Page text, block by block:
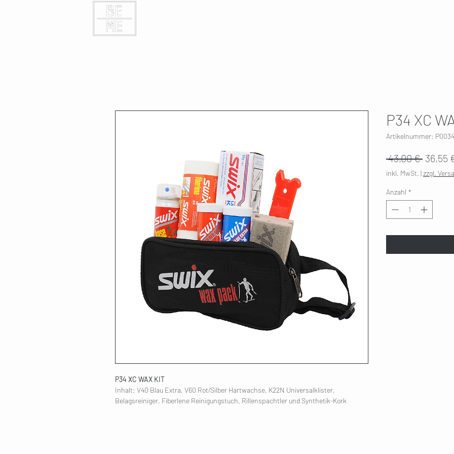
P34 XC WAX KIT
Inhalt: V40 Blau Extra, V60 Rot/Silber Hartwachse, K22N Universalklister,
Belagsreiniger, Fiberlene Reinigungstuch, Rillenspachtler und Synthetik-Kork
P34 XC
Artikelnummer:
43,00 € 36,55
inkl. MwSt. |zzgl.
Anzahl *